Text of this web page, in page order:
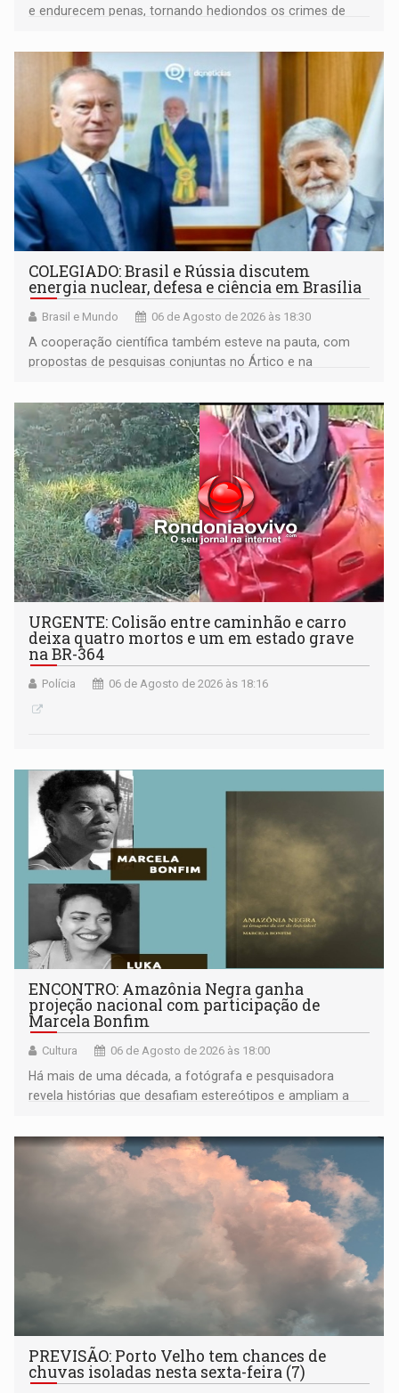
e endurecem penas, tornando hediondos os crimes de
COLEGIADO: Brasil e Rússia discutem
energia nuclear, defesa e ciência em Brasília
Brasil e Mundo 06 de Agosto de 2026 às 18:30
A cooperação científica também esteve na pauta, com
propostas de pesquisas conjuntas no Ártico e na
URGENTE: Colisão entre caminhão e carro
deixa quatro mortos e um em estado grave
na BR-364
Polícia 06 de Agosto de 2026 às 18:16
ENCONTRO: Amazônia Negra ganha
projeção nacional com participação de
Marcela Bonfim
Cultura 06 de Agosto de 2026 às 18:00
Há mais de uma década, a fotógrafa e pesquisadora
revela histórias que desafiam estereótipos e ampliam a
negras
PREVISÃO: Porto Velho tem chances de
chuvas isoladas nesta sexta-feira (7)